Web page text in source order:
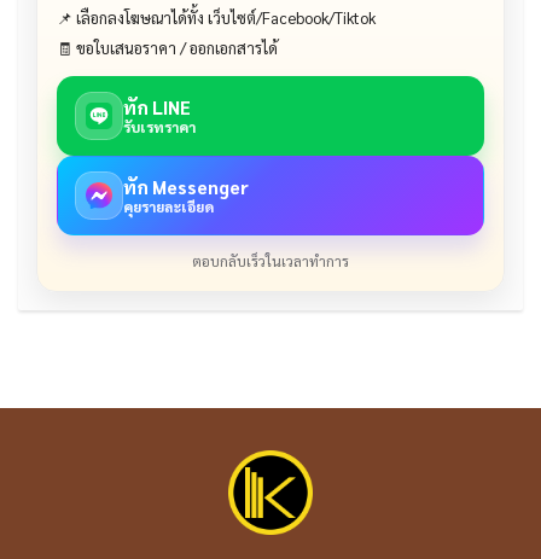
📌 เลือกลงโฆษณาได้ทั้ง เว็บไซต์/Facebook/Tiktok
🧾 ขอใบเสนอราคา / ออกเอกสารได้
ทัก LINE
รับเรทราคา
ทัก Messenger
คุยรายละเอียด
ตอบกลับเร็วในเวลาทำการ